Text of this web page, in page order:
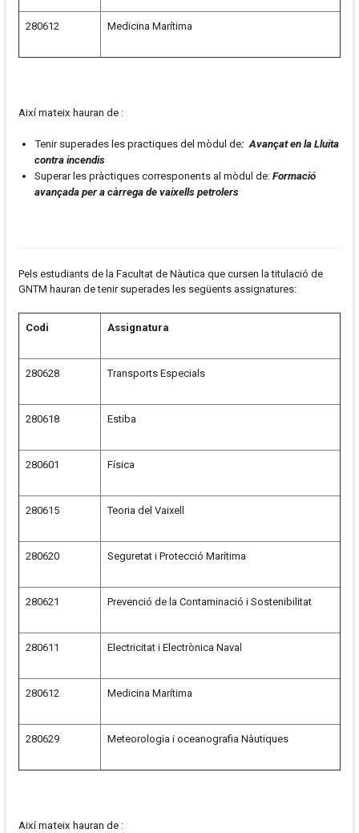
280612 Medicina Marítima
Així mateix hauran de :
Tenir superades les practiques del mòdul de: Avançat en la Lluita
contra incendis
Superar les pràctiques corresponents al mòdul de: Formació
avançada per a càrrega de vaixells petrolers
Pels estudiants de la Facultat de Nàutica que cursen la titulació de
GNTM hauran de tenir superades les següents assignatures:
Codi Assignatura
280628 Transports Especials
280618 Estiba
280601 Física
280615 Teoria del Vaixell
280620 Seguretat i Protecció Marítima
280621 Prevenció de la Contaminació i Sostenibilitat
280611 Electricitat i Electrònica Naval
280612 Medicina Marítima
280629 Meteorologia i oceanografia Nàutiques
Així mateix hauran de :